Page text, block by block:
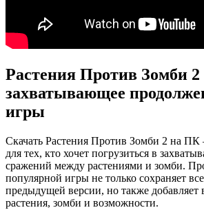
Растения Против Зомби
захватывающее
игры
Скачать Растения Против Зомби 2 на
для тех, кто хочет погрузиться в
сражений между растениями и зомби.
популярной игры не только сохраняет
предыдущей версии, но также добавляет
растения, зомби и возможности.